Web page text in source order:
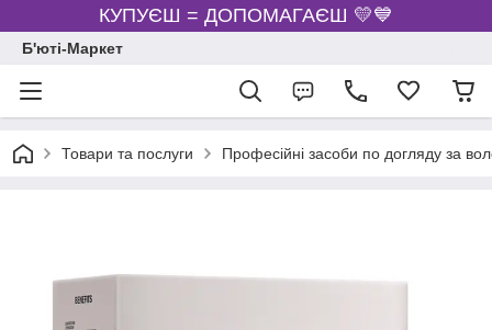
КУПУЄШ = ДОПОМАГАЄШ 💛💙
Б'юті-Маркет
Товари та послуги Професійні засоби по догляду за